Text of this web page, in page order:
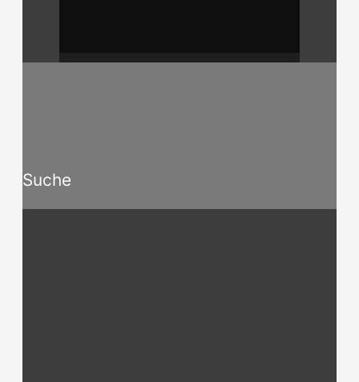
Suche